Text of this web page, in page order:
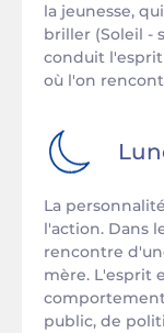
la jeunesse,
briller (Soleil -
conduit l'esprit
où l'on
La
l'action. Dans
rencontre
mère. L'esprit
public, de